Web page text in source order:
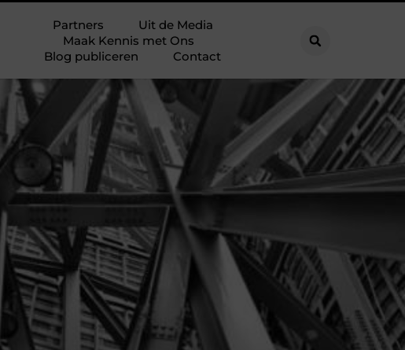
Partners
Uit de Media
Maak Kennis met Ons
Blog publiceren
Contact